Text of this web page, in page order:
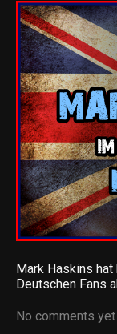
Mark Haskins
Deutschen Fans
No comments yet